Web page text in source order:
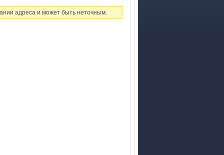
адреса и может быть неточным.